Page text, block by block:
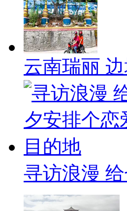
云南瑞丽
寻访浪漫